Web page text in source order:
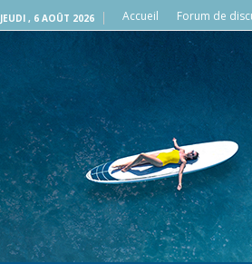
JEUDI , 6 AOÛT 2026 Accueil Forum de